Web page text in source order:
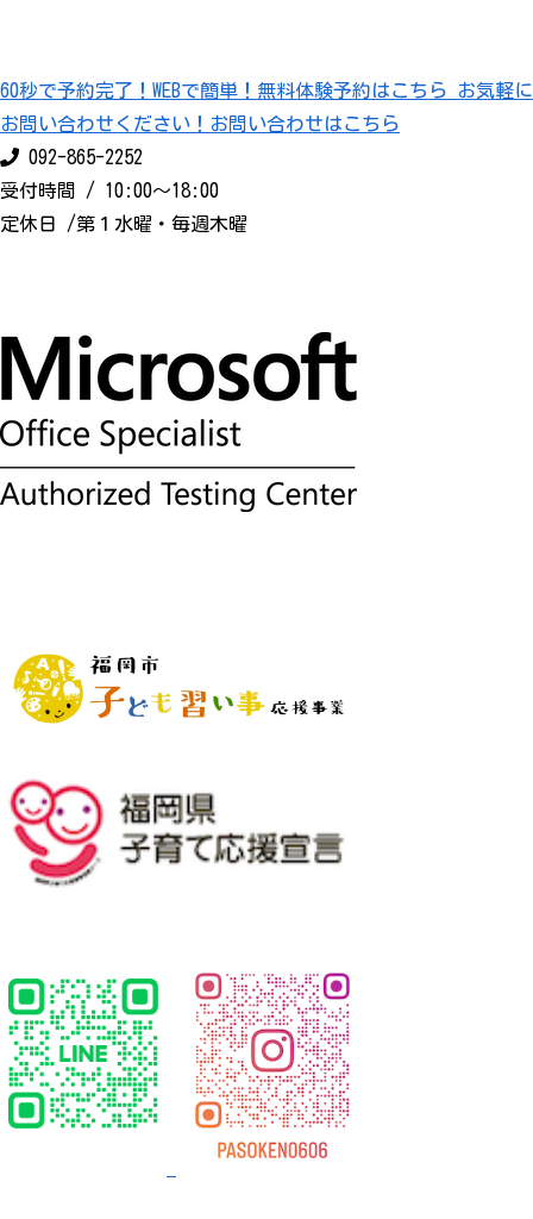
60秒で予約完了！ WEBで簡単！無料体験予約はこちら
お気軽に
お問い合わせください！ お問い合わせはこちら
092-865-2252
受付時間 / 10:00〜18:00
定休日 /第１水曜・毎週木曜